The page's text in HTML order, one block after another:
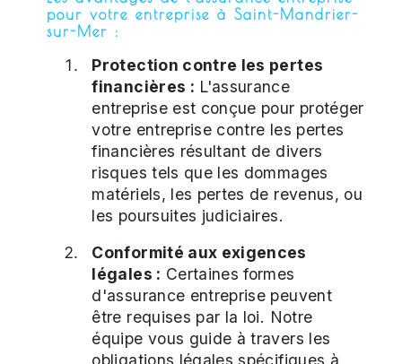
pour votre entreprise à Saint-Mandrier-
sur-Mer :
Protection contre les pertes
financières : L'assurance
entreprise est conçue pour protéger
votre entreprise contre les pertes
financières résultant de divers
risques tels que les dommages
matériels, les pertes de revenus, ou
les poursuites judiciaires.
Conformité aux exigences
légales : Certaines formes
d'assurance entreprise peuvent
être requises par la loi. Notre
équipe vous guide à travers les
obligations légales spécifiques à